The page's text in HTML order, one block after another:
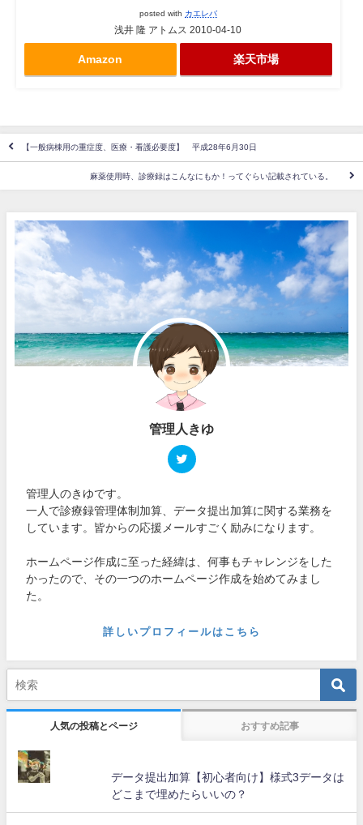
posted with カエレバ
浅井 隆 アトムス 2010-04-10
Amazon 楽天市場
【一般病棟用の重症度、医療・看護必要度】 平成28年6月30日
麻薬使用時、診療録はこんなにもか！ってぐらい記載されている。
管理人きゆ
管理人のきゆです。
一人で診療録管理体制加算、データ提出加算に関する業務を
しています。皆からの応援メールすごく励みになります。
ホームページ作成に至った経緯は、何事もチャレンジをした
かったので、その一つのホームページ作成を始めてみまし
た。
詳しいプロフィールはこちら
人気の投稿とページ おすすめ記事
データ提出加算【初心者向け】様式3データは
どこまで埋めたらいいの？